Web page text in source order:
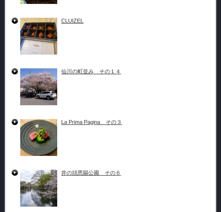
CLUIZEL
仙川の町並み その１４
La Prima Pagina その３
井の頭恩賜公園 その６